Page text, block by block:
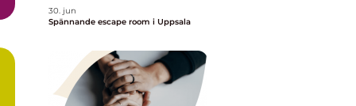
30. jun
Spännande escape room i Uppsala